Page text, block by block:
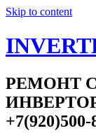
Skip to content
РЕМОНТ
+7(920)500-